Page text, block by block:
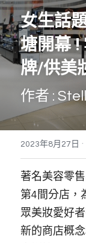
女生話題
香港故事
撐 ! 小店速報
聯絡
女生話
塘開幕 !
牌/供美
作者 :
2023年8月27日 ·
著名美容零
第4間分店，
眾美妝愛好
新的商店概